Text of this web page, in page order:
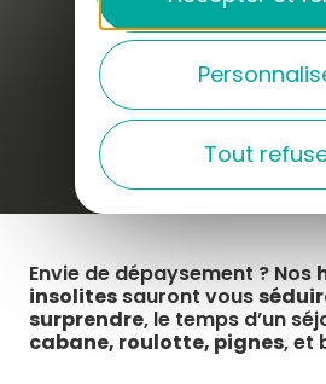
Envie de dépaysement ? Nos
insolites sauront vous
surprendre, le temps d’un
cabane, roulotte, pignes, et
Tout